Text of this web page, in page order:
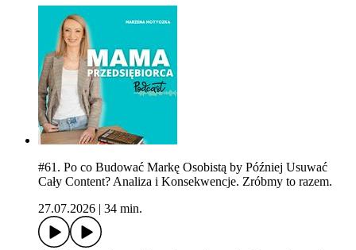
#61. Po co Budować Markę Osobistą by Później Usuwać
Cały Content? Analiza i Konsekwencje. Zróbmy to razem.
27.07.2026
34 min.